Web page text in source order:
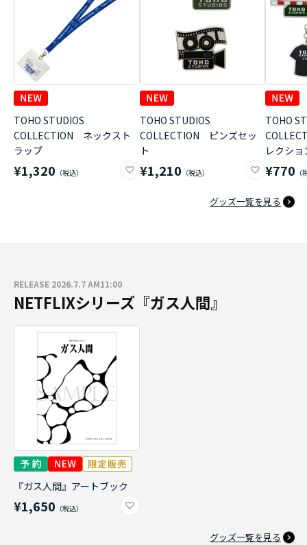
TOHO STUDIOS
COLLECTION ネックスト
ラップ
¥1,320
TOHO STUDIOS
COLLECTION ピンズセッ
ト
¥1,210
TOHO
レクシ
¥770
グッズ一覧を見る
RELEASE 2026.7.7 AM11:00
NETFLIXシリーズ『ガス人間』
『ガス人間』アートブック
¥1,650
グッズ一覧を見る